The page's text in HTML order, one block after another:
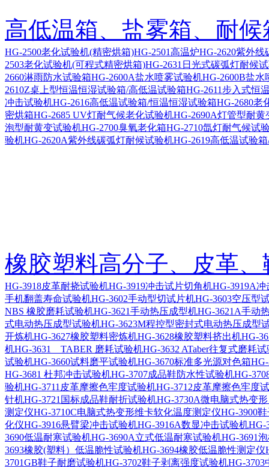
高低温箱、盐雾箱、耐
HG-2500老化试验机(精密烘箱)HG-2501高温炉HG-2620紫外线
2503老化试验机(可程式精密烘箱)HG-2631日光式碳弧灯耐候
2660淋雨防水试验箱HG-2600A盐水喷雾试验机HG-2600B盐水
2610Z桌上型恒温恒湿试验箱/高低温试验箱HG-2611步入式恒
冲击试验机HG-2616高低温试验箱/恒温恒湿试验箱HG-2680老
密烘箱HG-2685 UV灯耐气候老化试验机HG-2690A灯管型耐黄
泡型耐黄变试验机HG-2700臭氧老化箱HG-2710氙灯耐气候试
验机HG-2620A紫外线碳弧灯耐候试验机HG-2619高低温试验
橡胶塑料高分子、皮革
HG-3918皮革耐挠试验机HG-3919冲击试片切角机HG-3919A
手机翻盖寿命试验机HG-3602手动型切试片机HG-3603空压型
NBS 橡胶磨耗试验机HG-3621手动热压成型机HG-3621A手动
式电动热压成型试验机HG-3623M程控型密封式电动热压成型
开炼机HG-3627橡胶塑料密炼机HG-3628橡胶塑料挤出机HG-
机HG-3631 TABER 磨耗试验机HG-3632 ATaber往复式磨耗
试验机HG-3660试料磨平试验机HG-3670标准多光源对色箱
HG-3681 杜邦冲击试验机HG-3707成品鞋防水性试验机HG-
验机HG-3711皮革摩擦色牢度试验机HG-3712皮革摩擦色牢度
针机HG-3721国标成品鞋耐折试验机HG-3730A微电脑式热变
测定仪HG-3710C电脑式热变形维卡软化温度测定仪HG-3900
化仪HG-3916悬臂梁冲击试验机HG-3916A数显冲击试验机HG-
3690低温耐寒试验机HG-3690A立式低温耐寒试验机HG-3691
3693橡胶(塑料）低温脆性试验机HG-3694橡胶低温脆性测定仪
3701GB鞋子耐磨试验机HG-3702鞋子剥离强度试验机HG-3703